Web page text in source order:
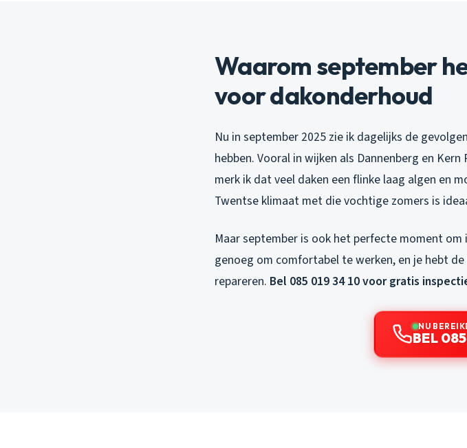
Waarom september
voor dakonderhoud
Nu in september 2025 zie ik dagelijks de
hebben. Vooral in wijken als Dannenberg en
merk ik dat veel daken een flinke laag algen en
Twentse klimaat met die vochtige zomers is
Maar september is ook het perfecte moment
genoeg om comfortabel te werken, en je hebt
repareren. Bel 085 019 34 10 voor gratis
NU
BEL